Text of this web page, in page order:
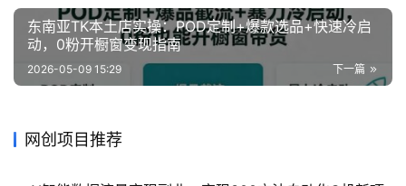
东南亚TK本土店实操：POD定制+爆款选品+快速冷启
动，0粉开橱窗变现指南
下一篇
2026-05-09 15:29
网创项目推荐